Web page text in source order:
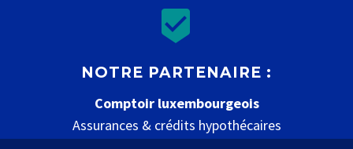


NOTRE PARTENAIRE :
Comptoir luxembourgeois
Assurances & crédits hypothécaires